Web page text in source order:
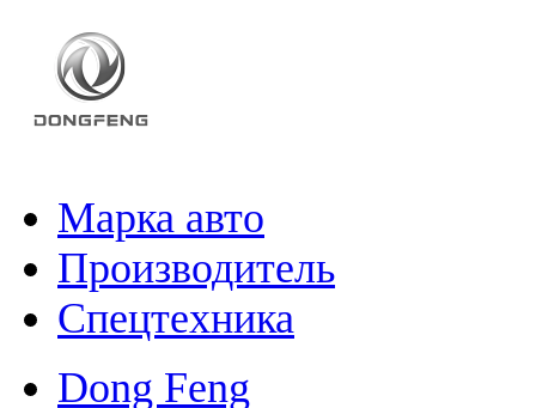
Марка авто
Производитель
Спецтехника
Dong Feng